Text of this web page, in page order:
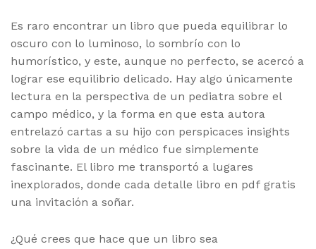
Es raro encontrar un libro que pueda equilibrar lo
oscuro con lo luminoso, lo sombrío con lo
humorístico, y este, aunque no perfecto, se acercó a
lograr ese equilibrio delicado. Hay algo únicamente
lectura en la perspectiva de un pediatra sobre el
campo médico, y la forma en que esta autora
entrelazó cartas a su hijo con perspicaces insights
sobre la vida de un médico fue simplemente
fascinante. El libro me transportó a lugares
inexplorados, donde cada detalle libro en pdf gratis
una invitación a soñar.
¿Qué crees que hace que un libro sea